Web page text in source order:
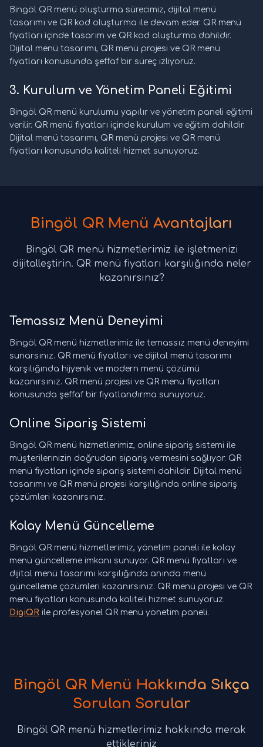
Bingöl QR menü oluşturma sürecimiz, dijital menü
tasarımı ve QR kod oluşturma ile devam eder. QR menü
fiyatları içinde tasarım ve QR kod oluşturma dahildir.
Dijital menü tasarımı, QR menü projesi ve QR menü
fiyatları konusunda şeffaf bir süreç izliyoruz.
3. Kurulum ve Yönetim Paneli Eğitimi
Bingöl QR menü kurulumu yapılır ve yönetim paneli eğitimi
verilir. QR menü fiyatları içinde kurulum ve eğitim dahildir.
Dijital menü tasarımı, QR menü projesi ve QR menü
fiyatları konusunda kaliteli hizmet sunuyoruz.
Bingöl QR Menü Avantajları
Bingöl QR menü hizmetlerimiz ile işletmenizi
dijitalleştirin. QR menü fiyatları karşılığında neler
kazanırsınız?
Temassız Menü Deneyimi
Bingöl QR menü hizmetlerimiz ile temassız menü deneyimi
sunarsınız. QR menü fiyatları ve dijital menü tasarımı
karşılığında hijyenik ve modern menü çözümü
kazanırsınız. QR menü projesi ve QR menü fiyatları
konusunda şeffaf bir fiyatlandırma sunuyoruz.
Online Sipariş Sistemi
Bingöl QR menü hizmetlerimiz, online sipariş sistemi ile
müşterilerinizin doğrudan sipariş vermesini sağlıyor. QR
menü fiyatları içinde sipariş sistemi dahildir. Dijital menü
tasarımı ve QR menü projesi karşılığında online sipariş
çözümleri kazanırsınız.
Kolay Menü Güncelleme
Bingöl QR menü hizmetlerimiz, yönetim paneli ile kolay
menü güncelleme imkanı sunuyor. QR menü fiyatları ve
dijital menü tasarımı karşılığında anında menü
güncelleme çözümleri kazanırsınız. QR menü projesi ve QR
menü fiyatları konusunda kaliteli hizmet sunuyoruz.
DigiQR ile profesyonel QR menü yönetim paneli.
Bingöl QR Menü Hakkında Sıkça
Sorulan Sorular
Bingöl QR menü hizmetlerimiz hakkında merak
ettikleriniz